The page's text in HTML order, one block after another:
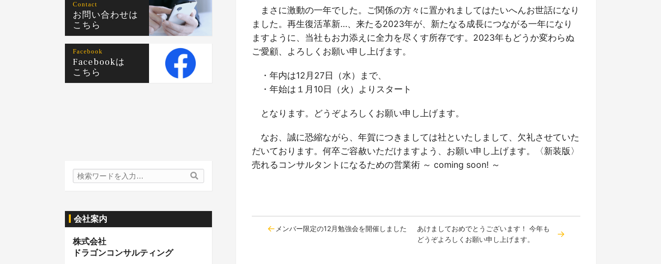
まさに激動の一年でした。ご関係の方々に置かれましてはたいへんお世話になり
ました。再生復活革新…、来たる2023年が、新たなる成長につながる一年になり
ますように、当社もお力添えに全力を尽くす所存です。2023年もどうか変わらぬ
ご愛顧、よろしくお願い申し上げます。
・年内は12月27日（水）まで、
・年始は１月10日（火）よりスタート
となります。どうぞよろしくお願い申し上げます。
なお、誠に恐縮ながら、年賀につきましては社といたしまして、欠礼させていた
だいております。何卒ご容赦いただけますよう、お願い申し上げます。〈新装版〉
売れるコンサルタントになるための営業術 ～ coming soon! ～
メンバー限定の12月勉強会を開催しました
あけましておめでとうございます！ 今年も
どうぞよろしくお願い申し上げます。
Contact
お問い合わせは
こちら
Facebook
Facebookは
こちら
検
索
会社案内
株式会社
ドラゴンコンサルティング